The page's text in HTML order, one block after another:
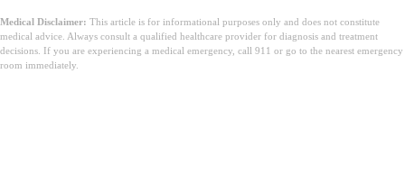
Medical Disclaimer: This article is for informational purposes only and does not constitute
medical advice. Always consult a qualified healthcare provider for diagnosis and treatment
decisions. If you are experiencing a medical emergency, call 911 or go to the nearest emergency
room immediately.